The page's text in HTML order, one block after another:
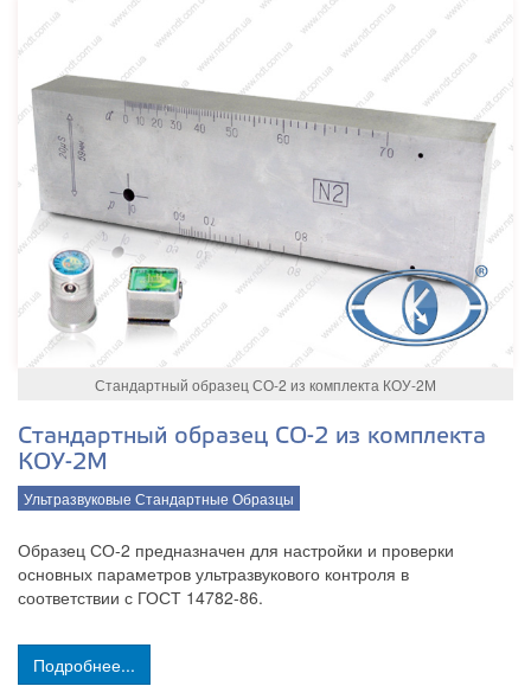
Стандартный образец СО-2 из комплекта КОУ-2М
Стандартный образец СО-2 из комплекта
КОУ-2М
Ультразвуковые Стандартные Образцы
Образец СО-2 предназначен для настройки и проверки
основных параметров ультразвукового контроля в
соответствии с ГОСТ 14782-86.
Подробнее...